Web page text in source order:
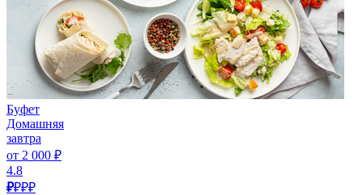
Буфет
Домашняя
завтра
от 2 000 ₽
4.8
₽₽₽₽